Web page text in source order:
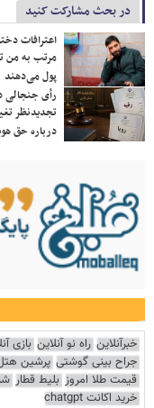
در بحث مشارکت کنید
اعترافات
مرتب به من
پول می‌دهند
رأی جنجالی
تجدیدنظر
درباره حق
خبرآنلاین راه نو آنلاین بازی
جراح بینی گوشتی پرشین
قیمت طلا امروز بلیط قطار
خرید اکانت chatgpt